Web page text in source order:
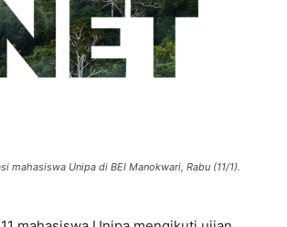
mahasiswa Unipa di BEI Manokwari, Rabu (11/1).